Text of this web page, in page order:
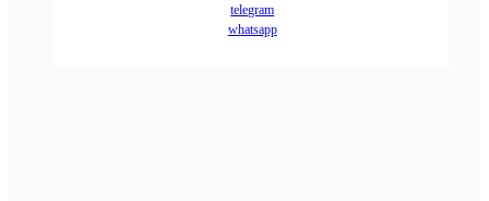
telegram
whatsapp